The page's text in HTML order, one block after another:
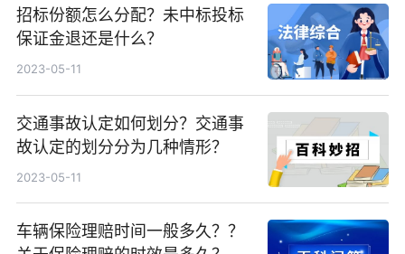
招标份额怎么分配？未中标投标
保证金退还是什么？
2023-05-11
交通事故认定如何划分？交通事
故认定的划分分为几种情形？
2023-05-11
车辆保险理赔时间一般多久？？